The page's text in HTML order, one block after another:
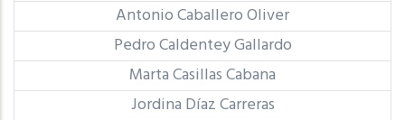
Antonio Caballero Oliver
Pedro Caldentey Gallardo
Marta Casillas Cabana
Jordina Díaz Carreras